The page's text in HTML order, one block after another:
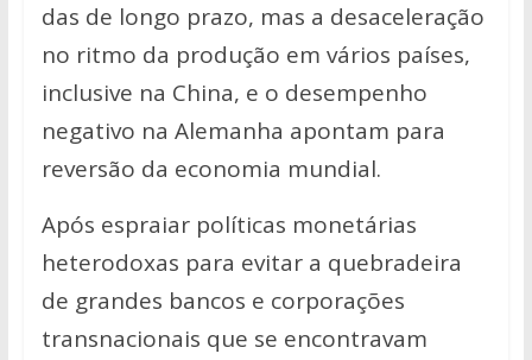
das de longo prazo, mas a desaceleração
no ritmo da produção em vários países,
inclusive na China, e o desempenho
negativo na Alemanha apontam para
reversão da economia mundial.
Após espraiar políticas monetárias
heterodoxas para evitar a quebradeira
de grandes bancos e corporações
transnacionais que se encontravam